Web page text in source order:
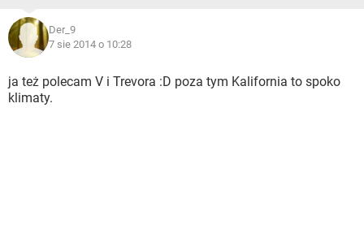
Der_9
7 sie 2014 o 10:28
ja też polecam V i Trevora :D poza tym Kalifornia to spoko
klimaty.